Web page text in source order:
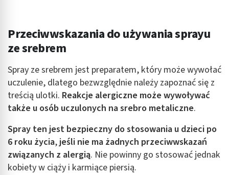
Przeciwwskazania do używania sprayu
ze srebrem
Spray ze srebrem jest preparatem, który może wywołać
uczulenie, dlatego bezwzględnie należy zapoznać się z
treścią ulotki. Reakcje alergiczne może wywoływać
także u osób uczulonych na srebro metaliczne.
Spray ten jest bezpieczny do stosowania u dzieci po
6 roku życia,jeśli nie ma żadnych przeciwwskazań
związanych z alergią. Nie powinny go stosować jednak
kobiety w ciąży i karmiące piersią.